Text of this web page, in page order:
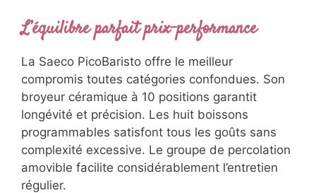
L’équilibre parfait prix-performance
La Saeco PicoBaristo offre le meilleur
compromis toutes catégories confondues. Son
broyeur céramique à 10 positions garantit
longévité et précision. Les huit boissons
programmables satisfont tous les goûts sans
complexité excessive. Le groupe de percolation
amovible facilite considérablement l’entretien
régulier.